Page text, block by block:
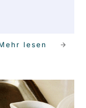
lesen